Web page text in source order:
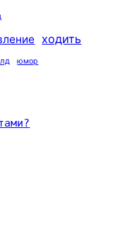
ходить
юмор